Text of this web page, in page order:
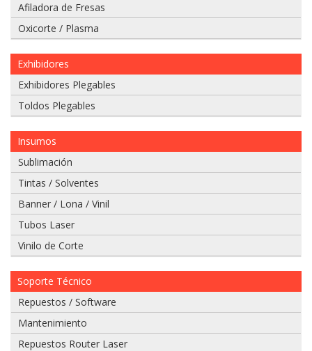
Adjuntar
imágenes
de
Si
tiene
un
video
del
problema
que
tiene
envielo
a
nuestro
whatsapp:
Afiladora de Fresas
Oxicorte / Plasma
Exhibidores
Exhibidores Plegables
Toldos Plegables
Insumos
Sublimación
Tintas / Solventes
Banner / Lona / Vinil
Tubos Laser
Vinilo de Corte
Soporte Técnico
Repuestos / Software
Mantenimiento
Repuestos Router Laser